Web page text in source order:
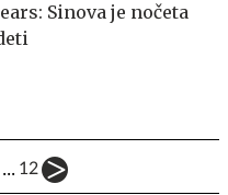
Sinova je nočeta
... 12